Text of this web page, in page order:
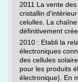
2011 La vente
cristallin
celulles. La
définitivement crée.
2010 : Etabli la
électroniques
des cellules
pour les produits
électronique). En